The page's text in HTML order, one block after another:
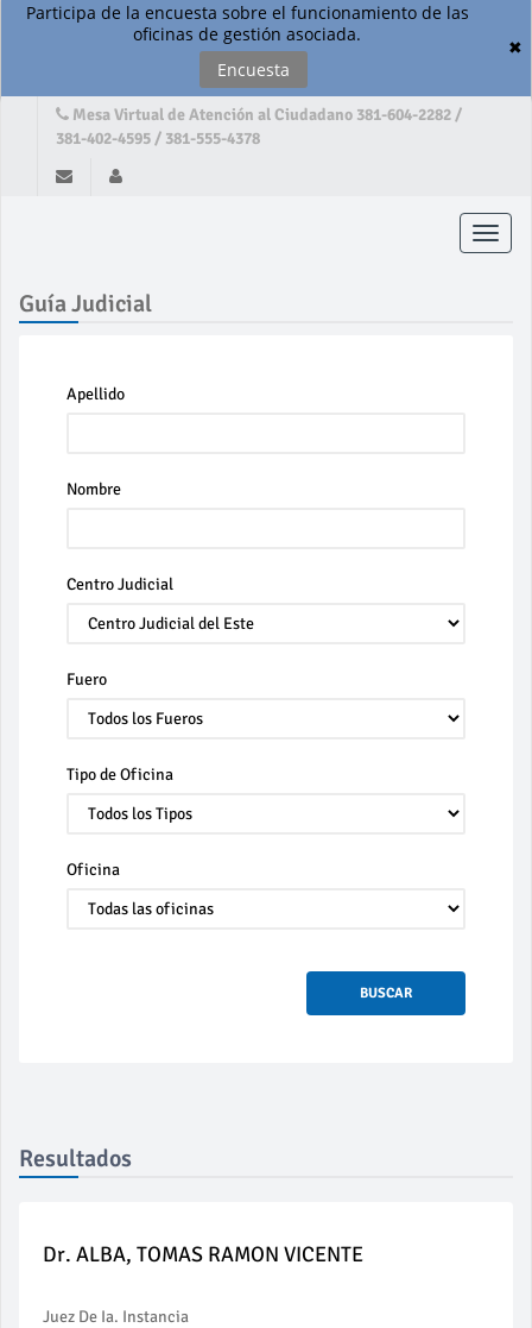
Participa de la encuesta sobre el funcionamiento de las
oficinas de gestión asociada.
Encuesta
✖
Mesa Virtual de Atención al Ciudadano 381-604-2282 /
381-402-4595 / 381-555-4378
Toggle
Guía Judicial
Apellido
Nombre
Centro Judicial
Fuero
Tipo de Oficina
Oficina
BUSCAR
Resultados
Dr. ALBA, TOMAS RAMON VICENTE
Juez De Ia. Instancia